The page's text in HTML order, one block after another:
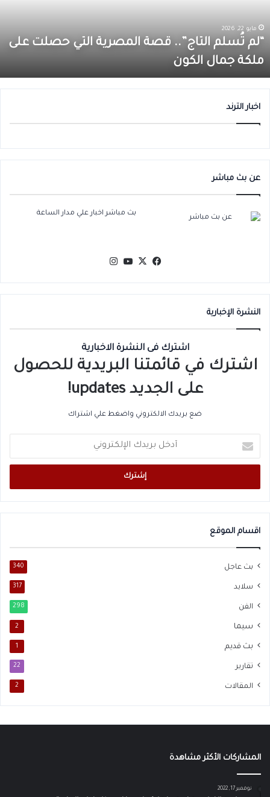
حصلت
على
جمال
الكون
مايو 22, 2026
“لم تُسلم التاج”.. قصة المصرية التي حصلت على
ملكة جمال الكون
اخبار الترند
عن بث مباشر
بث مباشر اخبار علي مدار الساعة
فيسبوك
‫X
‫YouTube
النشرة الإخبارية
اشترك فى النشرة الاخبارية
اشترك في قائمتنا البريدية للحصول
على الجديد updates!
ضع بريدك الالكتروني واضغط علي اشتراك
بريدك
الإلكتروني
اقسام الموقع
بث عاجل 340
سلايد 317
الفن 298
سيما 2
بث قديم 1
تقارير 22
المقالات 2
المشاركات الأكثر مشاهدة
نوفمبر 17, 2022